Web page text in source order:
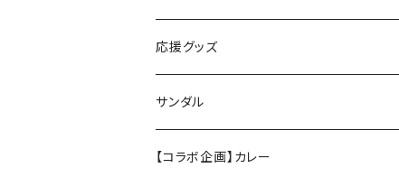
応援グッズ
ペンライト
サンダル
【コラボ企画】カレー